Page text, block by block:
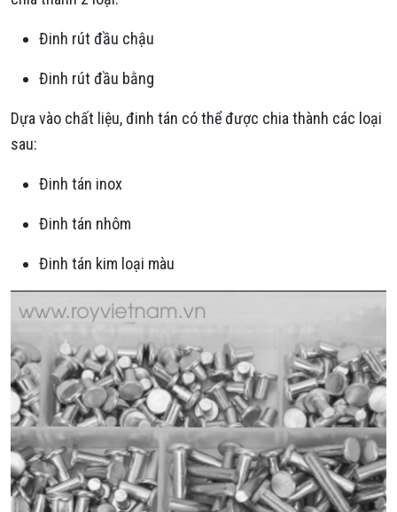
Đinh rút đầu chậu
Đinh rút đầu bằng
Dựa vào chất liệu, đinh tán có thể được chia thành các loại
sau:
Đinh tán inox
Đinh tán nhôm
Đinh tán kim loại màu